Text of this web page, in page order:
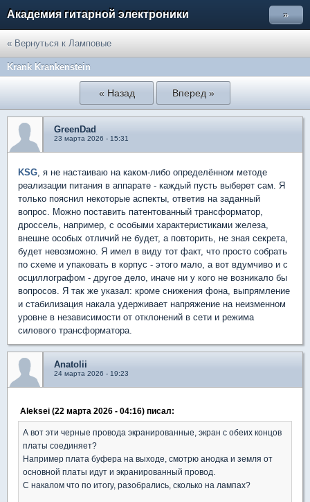
Академия гитарной электроники »
« Вернуться к Ламповые
Krank Krankenstein
« Назад Вперед »
GreenDad
23 марта 2026 - 15:31
KSG, я не настаиваю на каком-либо определённом методе
реализации питания в аппарате - каждый пусть выберет сам. Я
только пояснил некоторые аспекты, ответив на заданный
вопрос. Можно поставить патентованный трансформатор,
дроссель, например, с особыми характеристиками железа,
внешне особых отличий не будет, а повторить, не зная секрета,
будет невозможно. Я имел в виду тот факт, что просто собрать
по схеме и упаковать в корпус - этого мало, а вот вдумчиво и с
осциллографом - другое дело, иначе ни у кого не возникало бы
вопросов. Я так же указал: кроме снижения фона, выпрямление
и стабилизация накала удерживает напряжение на неизменном
уровне в независимости от отклонений в сети и режима
силового трансформатора.
Anatolii
24 марта 2026 - 19:23
Aleksei (22 марта 2026 - 04:16) писал:
А вот эти черные провода экранированные, экран с обеих концов
платы соединяет?
Например плата буфера на выходе, смотрю анодка и земля от
основной платы идут и экранированный провод.
С накалом что по итогу, разобрались, сколько на лампах?